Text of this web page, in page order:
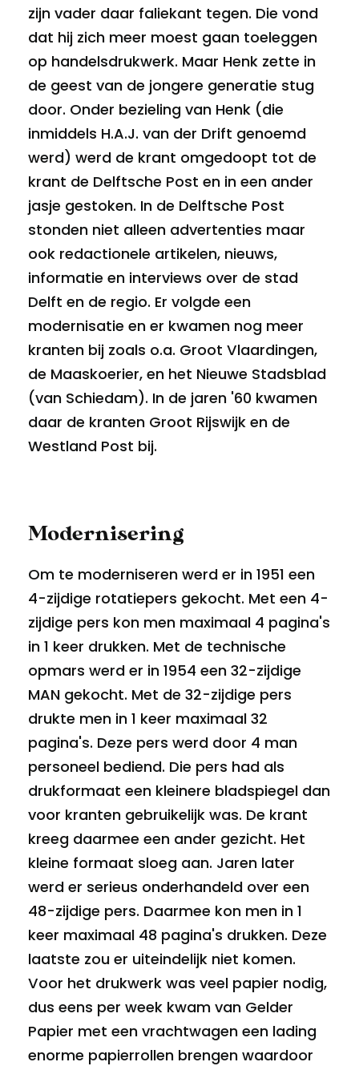
zijn vader daar faliekant tegen. Die vond
dat hij zich meer moest gaan toeleggen
op handelsdrukwerk. Maar Henk zette in
de geest van de jongere generatie stug
door. Onder bezieling van Henk (die
inmiddels H.A.J. van der Drift genoemd
werd) werd de krant omgedoopt tot de
krant de Delftsche Post en in een ander
jasje gestoken. In de Delftsche Post
stonden niet alleen advertenties maar
ook redactionele artikelen, nieuws,
informatie en interviews over de stad
Delft en de regio. Er volgde een
modernisatie en er kwamen nog meer
kranten bij zoals o.a. Groot Vlaardingen,
de Maaskoerier, en het Nieuwe Stadsblad
(van Schiedam). In de jaren '60 kwamen
daar de kranten Groot Rijswijk en de
Westland Post bij.
Modernisering
Om te moderniseren werd er in 1951 een
4-zijdige rotatiepers gekocht. Met een 4-
zijdige pers kon men maximaal 4 pagina's
in 1 keer drukken. Met de technische
opmars werd er in 1954 een 32-zijdige
MAN gekocht. Met de 32-zijdige pers
drukte men in 1 keer maximaal 32
pagina's. Deze pers werd door 4 man
personeel bediend. Die pers had als
drukformaat een kleinere bladspiegel dan
voor kranten gebruikelijk was. De krant
kreeg daarmee een ander gezicht. Het
kleine formaat sloeg aan. Jaren later
werd er serieus onderhandeld over een
48-zijdige pers. Daarmee kon men in 1
keer maximaal 48 pagina's drukken. Deze
laatste zou er uiteindelijk niet komen.
Voor het drukwerk was veel papier nodig,
dus eens per week kwam van Gelder
Papier met een vrachtwagen een lading
enorme papierrollen brengen waardoor